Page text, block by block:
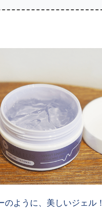
のように、美しいジェル！